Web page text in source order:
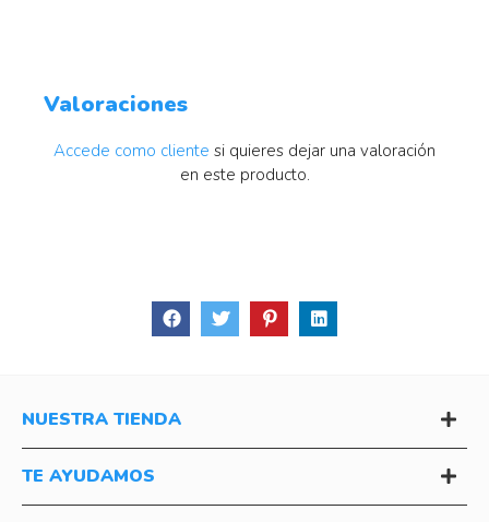
Valoraciones
Accede como cliente si quieres dejar una valoración
en este producto.
NUESTRA TIENDA
TE AYUDAMOS